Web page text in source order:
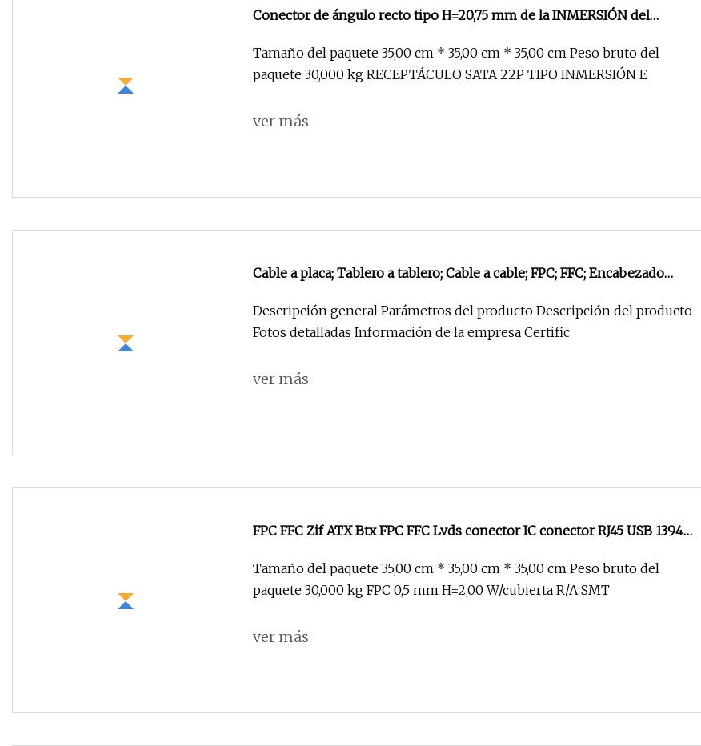
Conector de ángulo recto tipo H=20,75 mm de la INMERSIÓN del
Tamaño del paquete 35,00 cm * 35,00 cm * 35,00 cm Peso bruto del
paquete 30,000 kg RECEPTÁCULO SATA 22P TIPO INMERSIÓN E
ver más
Cable a placa; Tablero a tablero; Cable a cable; FPC; FFC; Encabezado
USB; ESTRUENDO; SATA; VGA; SIM; Conector de alimentación
Descripción general Parámetros del producto Descripción del producto
Fotos detalladas Información de la empresa Certific
ver más
FPC FFC Zif ATX Btx FPC FFC Lvds conector IC conector RJ45 USB 1394
Tamaño del paquete 35,00 cm * 35,00 cm * 35,00 cm Peso bruto del
paquete 30,000 kg FPC 0,5 mm H=2,00 W/cubierta R/A SMT
ver más